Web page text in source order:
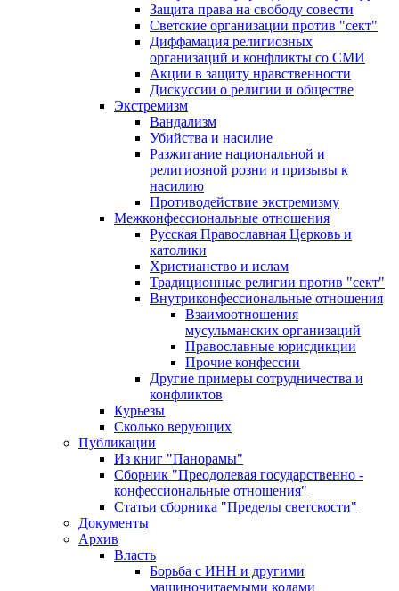
Защита права на свободу совести
Светские организации против "сект"
Диффамация религиозных
организаций и конфликты со СМИ
Акции в защиту нравственности
Дискуссии о религии и обществе
Экстремизм
Вандализм
Убийства и насилие
Разжигание национальной и
религиозной розни и призывы к
насилию
Противодействие экстремизму
Межконфессиональные отношения
Русская Православная Церковь и
католики
Христианство и ислам
Традиционные религии против "сект"
Внутриконфессиональные отношения
Взаимоотношения
мусульманских организаций
Православные юрисдикции
Прочие конфессии
Другие примеры сотрудничества и
конфликтов
Курьезы
Сколько верующих
Публикации
Из книг "Панорамы"
Сборник "Преодолевая государственно -
конфессиональные отношения"
Статьи сборника "Пределы светскости"
Документы
Архив
Власть
Борьба с ИНН и другими
машиночитаемыми кодами